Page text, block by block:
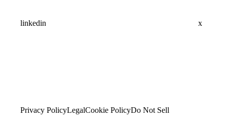
linkedin x
Privacy PolicyLegalCookie PolicyDo Not Sell